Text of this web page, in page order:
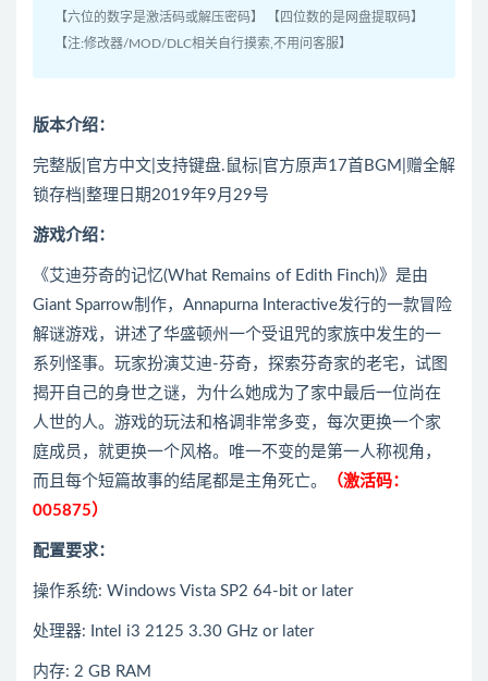
【六位的数字是激活码或解压密码】 【四位数的是网盘提取码】
【注:修改器/MOD/DLC相关自行摸索,不用问客服】
版本介绍：
完整版|官方中文|支持键盘.鼠标|官方原声17首BGM|赠全解
锁存档|整理日期2019年9月29号
游戏介绍：
《艾迪芬奇的记忆(What Remains of Edith Finch)》是由
Giant Sparrow制作，Annapurna Interactive发行的一款冒险
解谜游戏，讲述了华盛顿州一个受诅咒的家族中发生的一
系列怪事。玩家扮演艾迪-芬奇，探索芬奇家的老宅，试图
揭开自己的身世之谜，为什么她成为了家中最后一位尚在
人世的人。游戏的玩法和格调非常多变，每次更换一个家
庭成员，就更换一个风格。唯一不变的是第一人称视角，
而且每个短篇故事的结尾都是主角死亡。
（激活码：
005875）
配置要求：
操作系统: Windows Vista SP2 64-bit or later
处理器: Intel i3 2125 3.30 GHz or later
内存: 2 GB RAM